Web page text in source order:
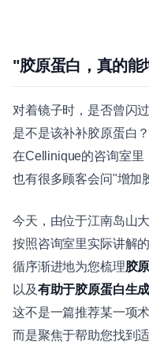
"胶原蛋白，真的能
对着镜子时，是否曾闪
是不是该补补胶原蛋白
在Cellinique的咨询室里
也有很多顾客会问"增加
今天，由位于江南岛山
按照咨询室里实际讲解
循序渐进地为您梳理胶
以及有助于胶原蛋白生
这不是一篇推荐某一项
而是聚焦于帮助您找到